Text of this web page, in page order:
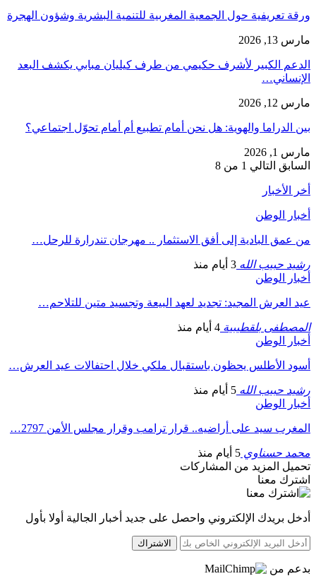
ورقة تعريفية حول الجمعية المغربية للتنمية البشرية وشؤون الهجرة
مارس 13, 2026
الدعم الكبير لأشرف حكيمي من طرف كيليان مبابي يكشف البعد
الإنساني…
مارس 12, 2026
بين الدراما والهوية: هل نحن أمام تطبيع أم أمام تحوّل اجتماعي؟
مارس 1, 2026
السابق التالي 1 من 8
أخر الأخبار
أخبار الوطن
من عمق البادية إلى أفق الاستثمار .. مهرجان تندرارة للرحل…
رشيد حبيب الله 3 أيام منذ
أخبار الوطن
عيد العرش المجيد: تجديد لعهد البيعة وتجسيد متين للتلاحم…
المصطفى بلقطيبية 4 أيام منذ
أخبار الوطن
أسود الأطلس يحظون باستقبال ملكي خلال احتفالات عيد العرش…
رشيد حبيب الله 5 أيام منذ
أخبار الوطن
المغرب سيد على أراضيه.. قرار ترامب وقرار مجلس الأمن 2797…
محمد حسناوي 5 أيام منذ
تحميل المزيد من المشاركات
اشترك معنا
أدخل بريدك الإلكتروني واحصل على جديد أخبار الجالية أولا بأول
الاشتراك
بدعم من